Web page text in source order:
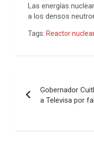
Las energías
a los densos
Tags: Reactor
de
Gobernador
a Televisa por